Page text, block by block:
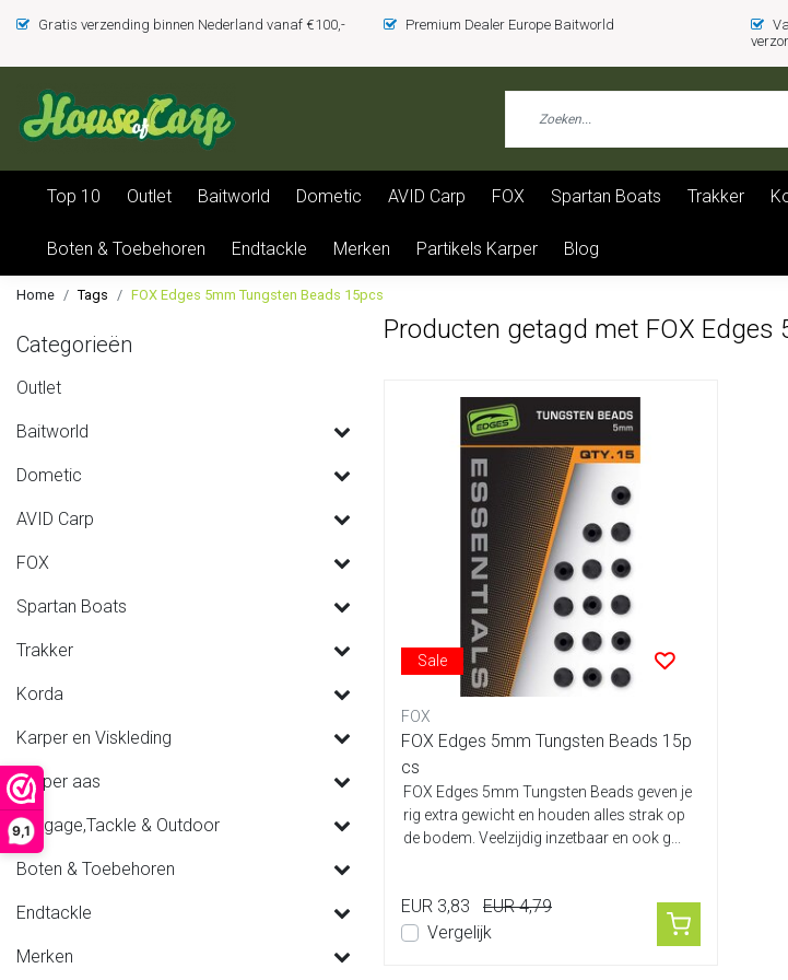
9,1
Gratis verzending binnen Nederland vanaf €100,- Premium Dealer Europe Baitworld
Top 10 Outlet Baitworld Dometic AVID Carp FOX Spartan Boats Trakker
Boten & Toebehoren Endtackle Merken Partikels Karper Blog
Home Tags FOX Edges 5mm Tungsten Beads 15pcs
Categorieën
Outlet
Baitworld
Dometic
AVID Carp
FOX
Spartan Boats
Trakker
Korda
Karper en Viskleding
Karper aas
Luggage,Tackle & Outdoor
Boten & Toebehoren
Endtackle
Merken
Producten getagd met FOX
Sale
FOX
FOX Edges 5mm Tungsten Beads 15p
cs
FOX Edges 5mm Tungsten Beads geven je
rig extra gewicht en houden alles strak op
de bodem. Veelzijdig inzetbaar en ook g...
EUR 3,83
EUR 4,79
Vergelijk